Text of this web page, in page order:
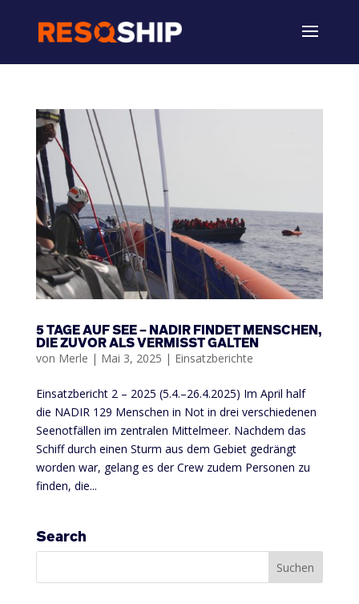
5 TAGE AUF SEE – NADIR FINDET MENSCHEN,
DIE ZUVOR ALS VERMISST GALTEN
von Merle | Mai 3, 2025 | Einsatzberichte
Einsatzbericht 2 – 2025 (5.4.–26.4.2025) Im April half
die NADIR 129 Menschen in Not in drei verschiedenen
Seenotfällen im zentralen Mittelmeer. Nachdem das
Schiff durch einen Sturm aus dem Gebiet gedrängt
worden war, gelang es der Crew zudem Personen zu
finden, die...
Search